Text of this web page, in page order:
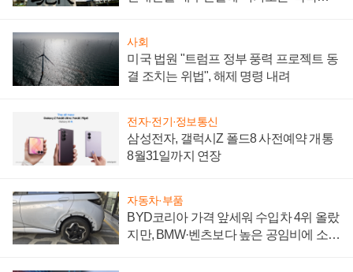
사회
미국 법원 "트럼프 정부 풍력 프로젝트 동
결 조치는 위법", 해제 명령 내려
전자·전기·정보통신
삼성전자, 갤럭시Z 폴드8 사전예약 개통
8월31일까지 연장
자동차·부품
BYD코리아 가격 앞세워 수입차 4위 올랐
지만, BMW·벤츠보다 높은 공임비에 소비